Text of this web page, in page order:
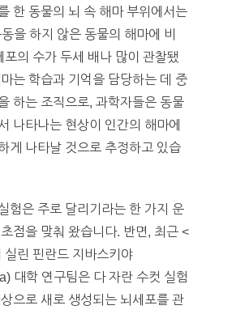
한 동물의 뇌 속 해마 부위에서는
을 하지 않은 동물의 해마에 비
포의 수가 두세 배나 많이 관찰됐
는 학습과 기억을 담당하는 데 중
하는 조직으로, 과학자들은 동물
나타나는 현상이 인간의 해마에
게 나타날 것으로 추정하고 있습
험은 주로 달리기라는 한 가지 운
점을 맞춰 왔습니다. 반면, 최근 <
실린 핀란드 지바스키야
대학 연구팀은 다 자란 수컷 실험
으로 새로 생성되는 뇌세포를 관